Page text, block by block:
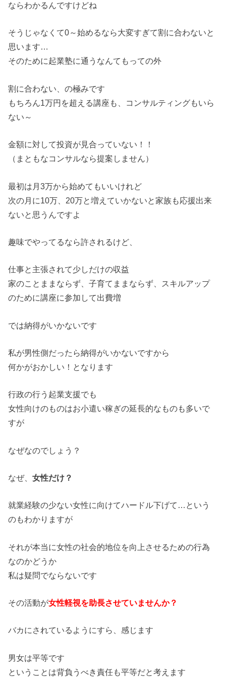
ならわかるんですけどね
そうじゃなくて0～始めるなら大変すぎて割に合わないと
思います…
そのために起業塾に通うなんてもっての外
割に合わない、の極みです
もちろん1万円を超える講座も、コンサルティングもいら
ない～
金額に対して投資が見合っていない！！
（まともなコンサルなら提案しません）
最初は月3万から始めてもいいけれど
次の月に10万、20万と増えていかないと家族も応援出来
ないと思うんですよ
趣味でやってるなら許されるけど、
仕事と主張されて少しだけの収益
家のことままならず、子育てままならず、スキルアップ
のために講座に参加して出費増
では納得がいかないです
私が男性側だったら納得がいかないですから
何かがおかしい！となります
行政の行う起業支援でも
女性向けのものはお小遣い稼ぎの延長的なものも多いで
すが
なぜなのでしょう？
なぜ、女性だけ？
就業経験の少ない女性に向けてハードル下げて…という
のもわかりますが
それが本当に女性の社会的地位を向上させるための行為
なのかどうか
私は疑問でならないです
その活動が女性軽視を助長させていませんか？
バカにされているようにすら、感じます
男女は平等です
ということは背負うべき責任も平等だと考えます